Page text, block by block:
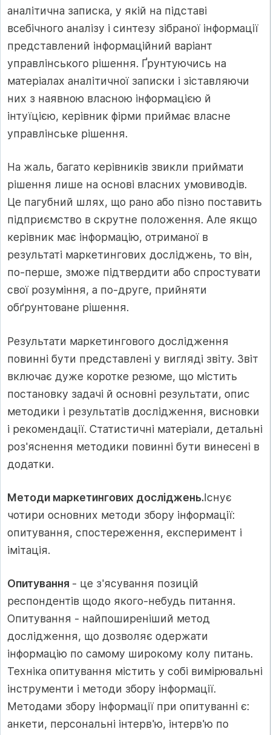
аналітична записка, у якій на підставі
всебічного аналізу і синтезу зібраної інформації
представлений інформаційний варіант
управлінського рішення. Ґрунтуючись на
матеріалах аналітичної записки і зіставляючи
них з наявною власною інформацією й
інтуїцією, керівник фірми приймає власне
управлінське рішення.
На жаль, багато керівників звикли приймати
рішення лише на основі власних умовиводів.
Це пагубний шлях, що рано або пізно поставить
підприємство в скрутне положення. Але якщо
керівник має інформацію, отриманої в
результаті маркетингових досліджень, то він,
по-перше, зможе підтвердити або спростувати
свої розуміння, а по-друге, прийняти
обґрунтоване рішення.
Результати маркетингового дослідження
повинні бути представлені у вигляді звіту. Звіт
включає дуже коротке резюме, що містить
постановку задачі й основні результати, опис
методики і результатів дослідження, висновки
і рекомендації. Статистичні матеріали, детальні
роз'яснення методики повинні бути винесені в
додатки.
Методи маркетингових досліджень.Існує
чотири основних методи збору інформації:
опитування, спостереження, експеримент і
імітація.
Опитування - це з'ясування позицій
респондентів щодо якого-небудь питання.
Опитування - найпоширеніший метод
дослідження, що дозволяє одержати
інформацію по самому широкому колу питань.
Техніка опитування містить у собі вимірювальні
інструменти і методи збору інформації.
Методами збору інформації при опитуванні є:
анкети, персональні інтерв'ю, інтерв'ю по